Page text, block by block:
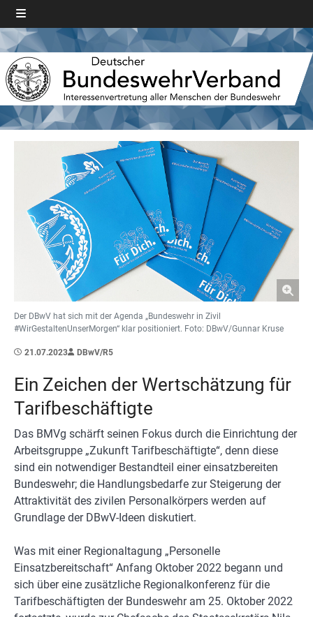
Der DBwV hat sich mit der Agenda „Bundeswehr in Zivil
#WirGestaltenUnserMorgen“ klar positioniert. Foto: DBwV/Gunnar Kruse
21.07.2023 DBwV/R5
Ein Zeichen der Wertschätzung für
Tarifbeschäftigte
Das BMVg schärft seinen Fokus durch die Einrichtung der
Arbeitsgruppe „Zukunft Tarifbeschäftigte“, denn diese
sind ein notwendiger Bestandteil einer einsatzbereiten
Bundeswehr; die Handlungsbedarfe zur Steigerung der
Attraktivität des zivilen Personalkörpers werden auf
Grundlage der DBwV-Ideen diskutiert.
Was mit einer Regionaltagung „Personelle
Einsatzbereitschaft“ Anfang Oktober 2022 begann und
sich über eine zusätzliche Regionalkonferenz für die
Tarifbeschäftigten der Bundeswehr am 25. Oktober 2022